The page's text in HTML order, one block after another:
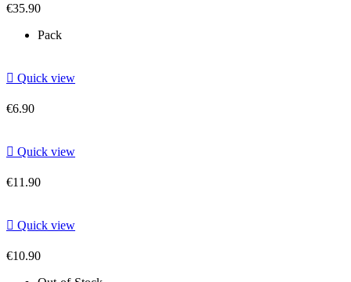
€35.90
Pack
 Quick view
€6.90
 Quick view
€11.90
 Quick view
€10.90